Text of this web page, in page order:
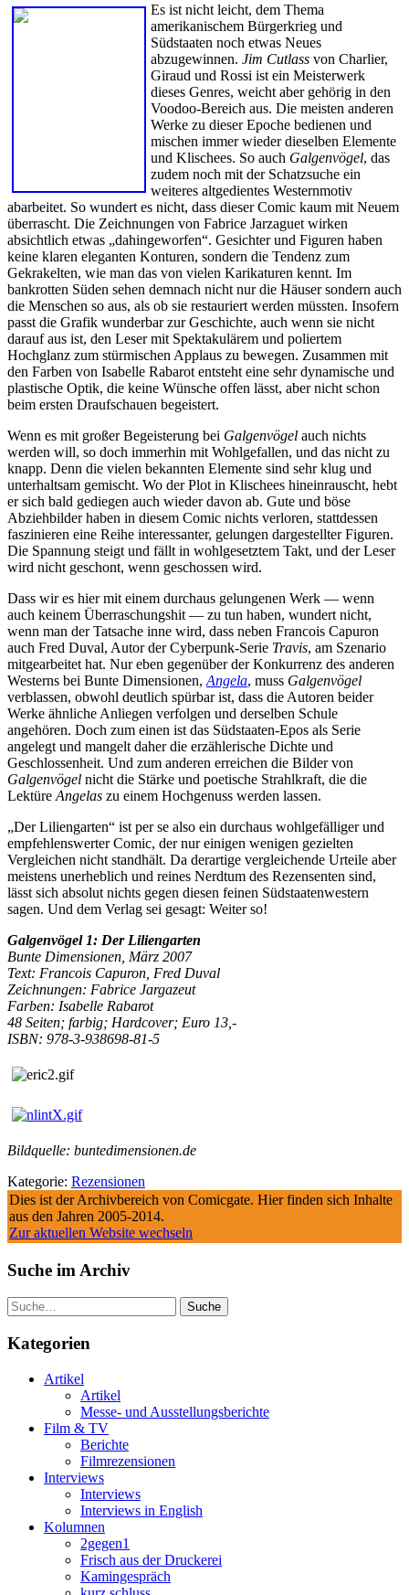
Es ist nicht leicht, dem Thema
amerikanischem Bürgerkrieg und
Südstaaten noch etwas Neues
abzugewinnen. Jim Cutlass von Charlier,
Giraud und Rossi ist ein Meisterwerk
dieses Genres, weicht aber gehörig in den
Voodoo-Bereich aus. Die meisten anderen
Werke zu dieser Epoche bedienen und
mischen immer wieder dieselben Elemente
und Klischees. So auch Galgenvögel, das
zudem noch mit der Schatzsuche ein
weiteres altgedientes Westernmotiv
abarbeitet. So wundert es nicht, dass dieser Comic kaum mit Neuem
überrascht. Die Zeichnungen von Fabrice Jarzaguet wirken
absichtlich etwas „dahingeworfen“. Gesichter und Figuren haben
keine klaren eleganten Konturen, sondern die Tendenz zum
Gekrakelten, wie man das von vielen Karikaturen kennt. Im
bankrotten Süden sehen demnach nicht nur die Häuser sondern auch
die Menschen so aus, als ob sie restauriert werden müssten. Insofern
passt die Grafik wunderbar zur Geschichte, auch wenn sie nicht
darauf aus ist, den Leser mit Spektakulärem und poliertem
Hochglanz zum stürmischen Applaus zu bewegen. Zusammen mit
den Farben von Isabelle Rabarot entsteht eine sehr dynamische und
plastische Optik, die keine Wünsche offen lässt, aber nicht schon
beim ersten Draufschauen begeistert.
Wenn es mit großer Begeisterung bei Galgenvögel auch nichts
werden will, so doch immerhin mit Wohlgefallen, und das nicht zu
knapp. Denn die vielen bekannten Elemente sind sehr klug und
unterhaltsam gemischt. Wo der Plot in Klischees hineinrauscht, hebt
er sich bald gediegen auch wieder davon ab. Gute und böse
Abziehbilder haben in diesem Comic nichts verloren, stattdessen
faszinieren eine Reihe interessanter, gelungen dargestellter Figuren.
Die Spannung steigt und fällt in wohlgesetztem Takt, und der Leser
wird nicht geschont, wenn geschossen wird.
Dass wir es hier mit einem durchaus gelungenen Werk — wenn
auch keinem Überraschungshit — zu tun haben, wundert nicht,
wenn man der Tatsache inne wird, dass neben Francois Capuron
auch Fred Duval, Autor der Cyberpunk-Serie Travis, am Szenario
mitgearbeitet hat. Nur eben gegenüber der Konkurrenz des anderen
Westerns bei Bunte Dimensionen, Angela, muss Galgenvögel
verblassen, obwohl deutlich spürbar ist, dass die Autoren beider
Werke ähnliche Anliegen verfolgen und derselben Schule
angehören. Doch zum einen ist das Südstaaten-Epos als Serie
angelegt und mangelt daher die erzählerische Dichte und
Geschlossenheit. Und zum anderen erreichen die Bilder von
Galgenvögel nicht die Stärke und poetische Strahlkraft, die die
Lektüre Angelas zu einem Hochgenuss werden lassen.
„Der Liliengarten“ ist per se also ein durchaus wohlgefälliger und
empfehlenswerter Comic, der nur einigen wenigen gezielten
Vergleichen nicht standhält. Da derartige vergleichende Urteile aber
meistens unerheblich und reines Nerdtum des Rezensenten sind,
lässt sich absolut nichts gegen diesen feinen Südstaatenwestern
sagen. Und dem Verlag sei gesagt: Weiter so!
Galgenvögel 1: Der Liliengarten
Bunte Dimensionen, März 2007
Text: Francois Capuron, Fred Duval
Zeichnungen: Fabrice Jargazeut
Farben: Isabelle Rabarot
48 Seiten; farbig; Hardcover; Euro 13,-
ISBN: 978-3-938698-81-5
Bildquelle: buntedimensionen.de
Kategorie: Rezensionen
Dies ist der Archivbereich von Comicgate. Hier finden sich Inhalte
aus den Jahren 2005-2014.
Zur aktuellen Website wechseln
Suche im Archiv
Suche
Kategorien
Artikel
Artikel
Messe- und Ausstellungsberichte
Film & TV
Berichte
Filmrezensionen
Interviews
Interviews
Interviews in English
Kolumnen
2gegen1
Frisch aus der Druckerei
Kamingespräch